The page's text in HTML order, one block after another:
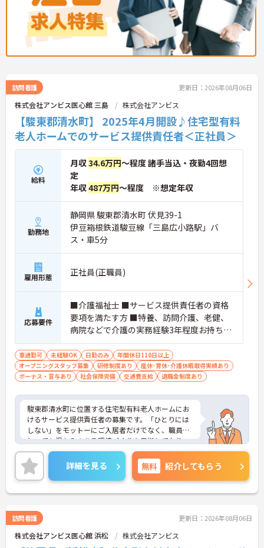
訪問看護 更新日：2026年08月06日
株式会社アンビス医心館 三島 株式会社アンビス
【駿東郡清水町】 2025年4月開設♪住宅型有料
老人ホームでのサービス提供責任者＜正社員＞
給料
月収34.6万円～程度 諸手当込・夜勤4回想
定
年収487万円～程度 ※想定年収
勤務地
静岡県 駿東郡清水町 伏見39-1
伊豆箱根鉄道駿豆線「三島広小路駅」バ
ス・車5分
雇用形態 正社員(正職員)
応募要件
■介護福祉士 ■サービス提供責任者の資格
要項を満たす方 ■特養、訪問介護、老健、
病院などで介護の実務経験3年程度お持ちの
方 ※サービス提供責任者未経験も可（サ責
未経験スタートの実績多数）
車通勤可 未経験OK 日勤のみ
年間休日110日以上
オープニングスタッフ募集
研修制度あり
産休･育休･介護休暇取得実績あり
ボーナス・賞与あり
社会保険完備 交通費支給 退職金制度あり
駿東郡清水町に位置する住宅型有料老人ホームにお
けるサービス提供責任者の募集です。「ひとりには
しない」をモットーにご入居者だけでなく、職員に
とっても温かみのある環境づくりを目指しており、
ご利用者一人ひとりに寄り添ってサービスを提供し
ていただける方を募集しています。サービス提供責
任者の経験がなくスタートされた方も多数いらっし
ゃいます。
ご興味のある方には、面接対策ポイントなど、さら
さい！
詳細を見る 無料 紹介してもらう
訪問看護 更新日：2026年08月06日
株式会社アンビス医心館 浜松 株式会社アンビス